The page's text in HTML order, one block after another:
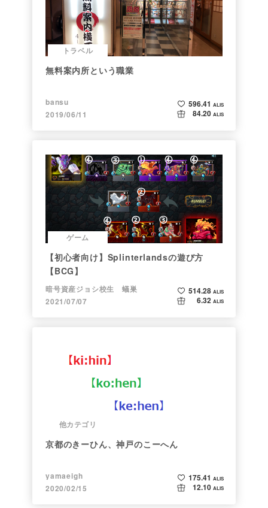
トラベル
無料案内所という職業
bansu
2019/06/11
596.41 ALIS
84.20 ALIS
ゲーム
【初心者向け】Splinterlandsの遊び方
【BCG】
暗号資産ジョシ校生 蟻巣
2021/07/07
514.28 ALIS
6.32 ALIS
他カテゴリ
京都のきーひん、神戸のこーへん
yamaeigh
2020/02/15
175.41 ALIS
12.10 ALIS